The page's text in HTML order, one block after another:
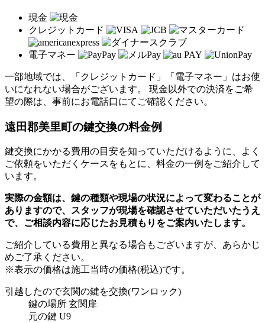
現金
クレジットカード
電子マネー
一部地域では、「クレジットカード」「電子マネー」はお使
いになれない場合がございます。 現金以外での決済をご希
望の際は、事前にお電話口にてご確認ください。
遠田郡美里町の鍵交換の料金例
鍵交換にかかる費用の目安を知っていただけるように、よく
ご依頼をいただくケースをもとに、料金の一例をご紹介して
います。
実際の金額は、鍵の種類や現場の状況によって変わることが
ありますので、スタッフが現場を確認させていただいたうえ
で、ご相談内容に応じたお見積もりをご案内いたします。
ご紹介している費用と異なる場合もございますが、あらかじ
めご了承ください。
※表示の価格は施工当時の価格(税込)です。
引越したので玄関の鍵を交換(ワンロック)
鍵の場所 玄関扉
元の鍵 U9